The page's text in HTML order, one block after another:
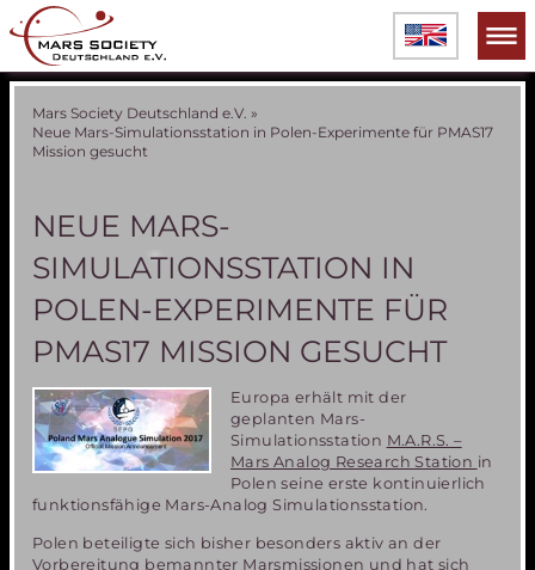
Mars Society Deutschland e.V. »
Neue Mars-Simulationsstation in Polen-Experimente für PMAS17
Mission gesucht
NEUE MARS-
SIMULATIONSSTATION IN
POLEN-EXPERIMENTE FÜR
PMAS17 MISSION GESUCHT
Europa erhält mit der
geplanten Mars-
Simulationsstation M.A.R.S. –
Mars Analog Research Station in
Polen seine erste kontinuierlich
funktionsfähige Mars-Analog Simulationsstation.
Polen beteiligte sich bisher besonders aktiv an der
Vorbereitung bemannter Marsmissionen und hat sich